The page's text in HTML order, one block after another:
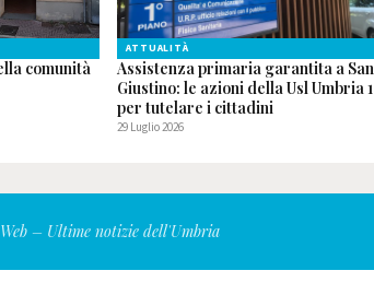
comunità
ATTUALITÀ
Assistenza primaria garantita a San
Giustino: le azioni della Usl Umbria 1
per tutelare i cittadini
29 Luglio 2026
– Ultime notizie dell'Umbria